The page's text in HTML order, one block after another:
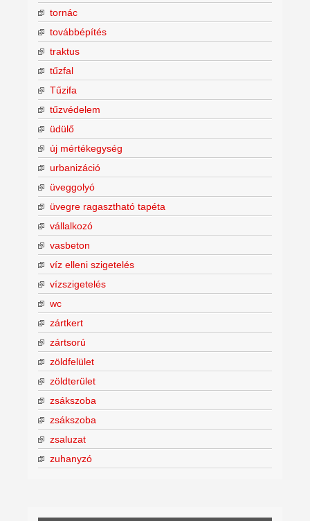
tornác
továbbépítés
traktus
tűzfal
Tűzifa
tűzvédelem
üdülő
új mértékegység
urbanizáció
üveggolyó
üvegre ragasztható tapéta
vállalkozó
vasbeton
víz elleni szigetelés
vízszigetelés
wc
zártkert
zártsorú
zöldfelület
zöldterület
zsákszoba
zsákszoba
zsaluzat
zuhanyzó